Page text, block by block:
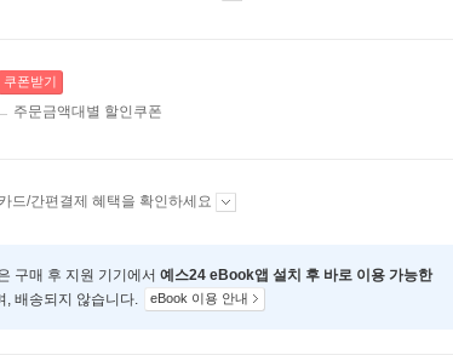
쿠폰받기
주문금액대별 할인쿠폰
카드/간편결제 혜택을 확인하세요
구매 후 지원 기기에서 예스24 eBook앱 설치 후 바로 이용 가능한
, 배송되지 않습니다. eBook 이용 안내